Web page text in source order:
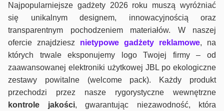
Najpopularniejsze gadżety 2026 roku muszą wyróżniać
się unikalnym designem, innowacyjnością oraz
transparentnym pochodzeniem materiałów. W naszej
ofercie znajdziesz nietypowe gadżety reklamowe, na
których trwale eksponujemy logo Twojej firmy – od
zaawansowanej elektroniki użytkowej JBL po ekologiczne
zestawy powitalne (welcome pack). Każdy produkt
przechodzi przez nasze rygorystyczne wewnętrzne
kontrole jakości, gwarantując niezawodność, która